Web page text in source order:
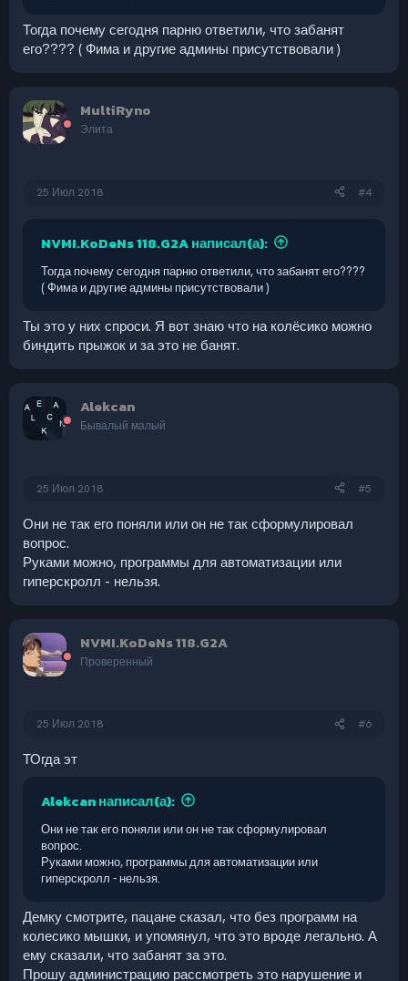
Тогда почему сегодня парню ответили, что забанят
его???? ( Фима и другие админы присутствовали )
MultiRyno
Элита
25 Июл 2018 #4
NVMI.KoDeNs 118.G2A написал(а):
Тогда почему сегодня парню ответили, что забанят его????
( Фима и другие админы присутствовали )
Ты это у них спроси. Я вот знаю что на колёсико можно
биндить прыжок и за это не банят.
Alekcan
Бывалый малый
25 Июл 2018 #5
Они не так его поняли или он не так сформулировал
вопрос.
Руками можно, программы для автоматизации или
гиперскролл - нельзя.
NVMI.KoDeNs 118.G2A
Проверенный
25 Июл 2018 #6
ТОгда эт
Alekcan написал(а):
Они не так его поняли или он не так сформулировал
вопрос.
Руками можно, программы для автоматизации или
гиперскролл - нельзя.
Демку смотрите, пацане сказал, что без программ на
колесико мышки, и упомянул, что это вроде легально. А
ему сказали, что забанят за это.
Прошу администрацию рассмотреть это нарушение и